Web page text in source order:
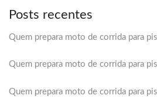
Posts recentes
Quem prepara moto de corrida para
Quem prepara moto de corrida para
Quem prepara moto de corrida para